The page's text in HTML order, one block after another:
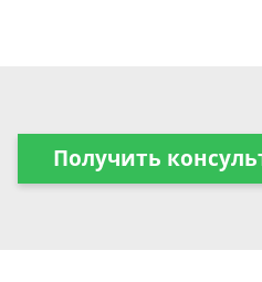
Получить